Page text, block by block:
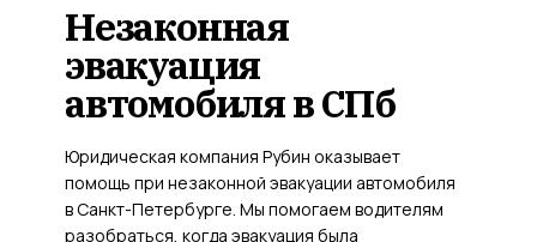
Незаконная
эвакуация
автомобиля в СПб
Юридическая компания Рубин оказывает
помощь при незаконной эвакуации автомобиля
в Санкт-Петербурге. Мы помогаем водителям
разобраться, когда эвакуация была